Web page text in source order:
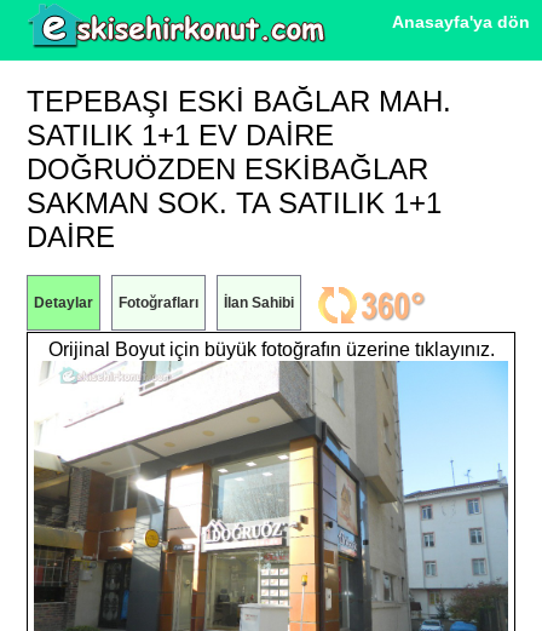
Anasayfa'ya dön
TEPEBAŞI ESKI BAĞLAR MAH.
SATILIK 1+1 EV DAIRE
DOĞRUÖZDEN ESKİBAĞLAR
SAKMAN SOK. TA SATILIK 1+1
DAİRE
Detaylar Fotoğrafları İlan Sahibi
Orijinal Boyut için büyük fotoğrafın üzerine tıklayınız.